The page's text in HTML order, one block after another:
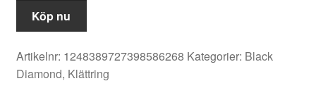
Köp nu
Artikelnr: 1248389727398586268 Kategorier: Black
Diamond, Klättring